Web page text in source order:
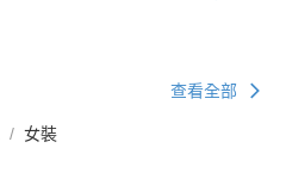
查看全部
女裝